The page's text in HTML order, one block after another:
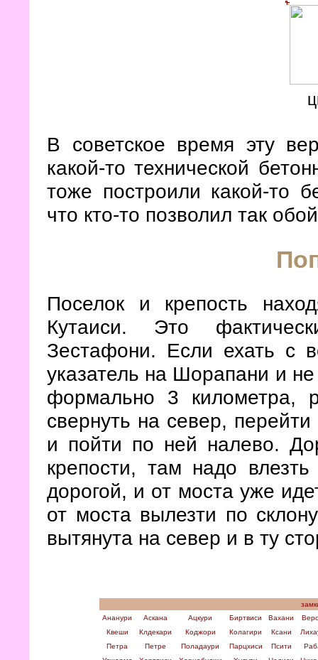
В советское время эту
какой-то технической
тоже построили какой-то
что кто-то позволил так
Поселок и крепость
Кутаиси. Это
Зестафони. Если ехать с
указатель на Шорапани и
формально 3 километра,
свернуть на север,
и пойти по ней налево.
крепости, там надо
дорогой, и от моста уже
от моста вылезти по
вытянута на север и в ту
Ананури
Аскана Ацкури Биртвиси Вахани
Квеши
Клдекари Коджори Колагири Ксани
Петра
Петре Поладаури Парцхиси Псити